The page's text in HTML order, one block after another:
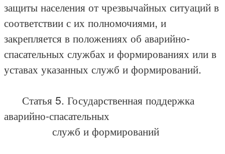
защиты населения от чрезвычайных ситуаций в
соответствии с их полномочиями, и
закрепляется в положениях об аварийно-
спасательных службах и формированиях или в
уставах указанных служб и формирований.
Статья 5. Государственная поддержка
аварийно-спасательных
служб и формирований